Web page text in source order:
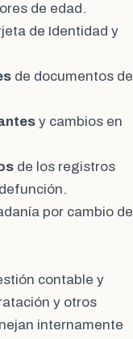
de edad.
de Identidad y
de documentos de
y cambios en
de los registros
por cambio de
contable y
y otros
internamente